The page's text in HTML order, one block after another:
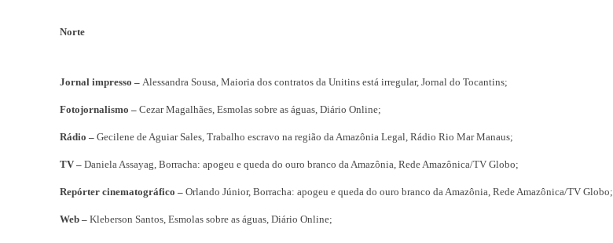
Norte
Jornal impresso – Alessandra Sousa, Maioria dos contratos da Unitins está irregular, Jornal do Tocantins;
Fotojornalismo – Cezar Magalhães, Esmolas sobre as águas, Diário Online;
Rádio – Gecilene de Aguiar Sales, Trabalho escravo na região da Amazônia Legal, Rádio Rio Mar Manaus;
TV – Daniela Assayag, Borracha: apogeu e queda do ouro branco da Amazônia, Rede Amazônica/TV Globo;
Repórter cinematográfico – Orlando Júnior, Borracha: apogeu e queda do ouro branco da Amazônia, Rede Amazônica/TV Globo;
Web – Kleberson Santos, Esmolas sobre as águas, Diário Online;